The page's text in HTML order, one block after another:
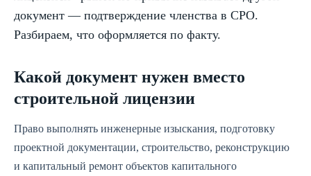
документ — подтверждение членства в СРО.
Разбираем, что оформляется по факту.
Какой документ нужен вместо
строительной лицензии
Право выполнять инженерные изыскания, подготовку
проектной документации, строительство, реконструкцию
и капитальный ремонт объектов капитального